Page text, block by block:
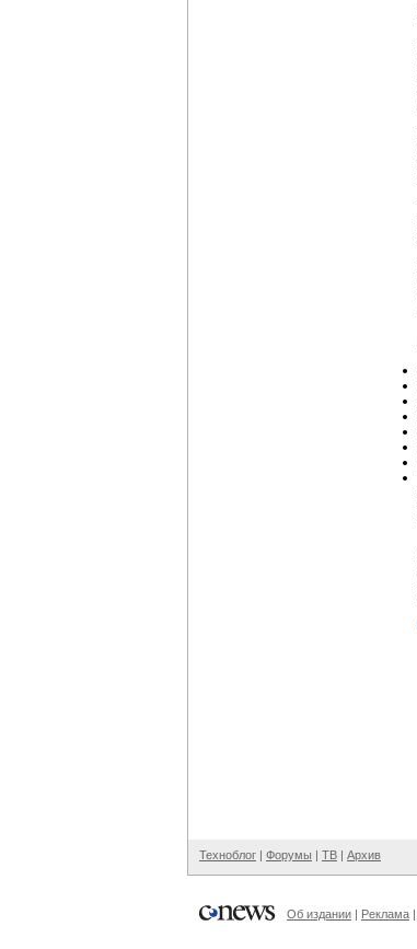
Техноблог | Форумы | ТВ | Архив
Об издании | Реклама |